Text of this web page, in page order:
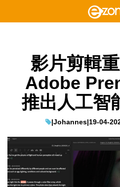
影片剪輯
Adobe
推出人工智
|Johannes|19-04-